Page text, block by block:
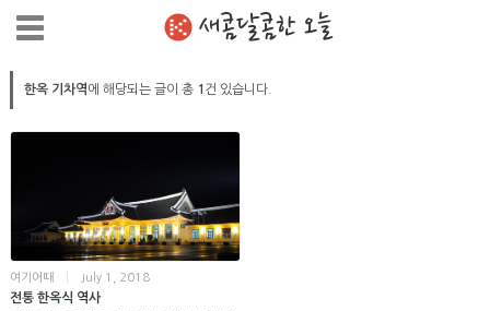
새콤달콤한 오늘
한옥 기차역에 해당되는 글이 총 1 건 있습니다.
여기어때 July 1, 2018
전통 한옥식 역사